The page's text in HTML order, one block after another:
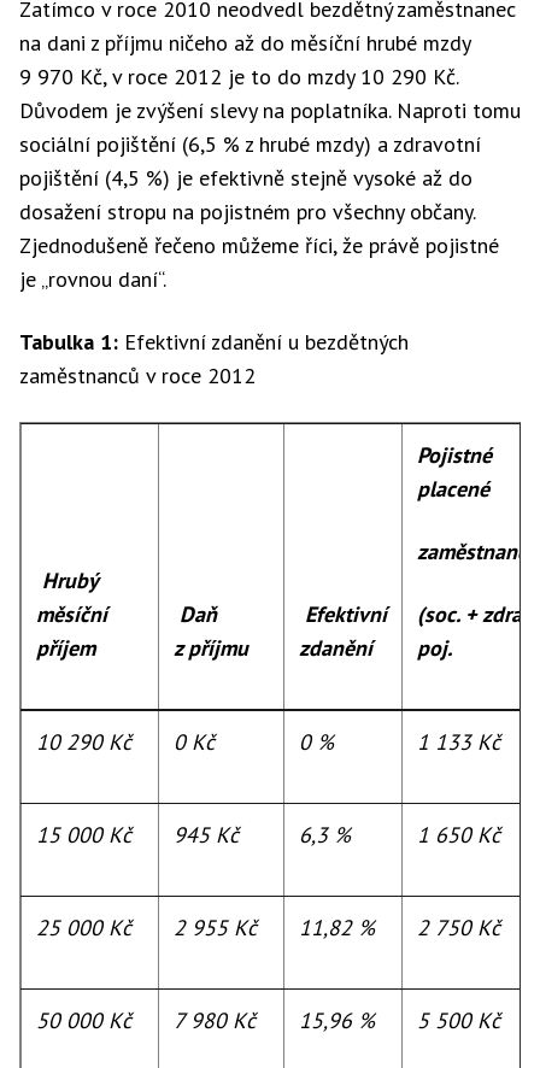
Zatímco v roce 2010 neodvedl bezdětný zaměstnanec
na dani z příjmu ničeho až do měsíční hrubé mzdy
9 970 Kč, v roce 2012 je to do mzdy 10 290 Kč.
Důvodem je zvýšení slevy na poplatníka. Naproti tomu
sociální pojištění (6,5 % z hrubé mzdy) a zdravotní
pojištění (4,5 %) je efektivně stejně vysoké až do
dosažení stropu na pojistném pro všechny občany.
Zjednodušeně řečeno můžeme říci, že právě pojistné
je „rovnou daní“.
Tabulka 1: Efektivní zdanění u bezdětných
zaměstnanců v roce 2012
Hrubý
měsíční
příjem
Daň
z příjmu
Efektivní
zdanění
Pojistné
placené
(soc. + zdrav.
poj.
10 290 Kč 0 Kč 0 % 1 133 Kč
15 000 Kč 945 Kč 6,3 % 1 650 Kč
25 000 Kč 2 955 Kč 11,82 % 2 750 Kč
50 000 Kč 7 980 Kč 15,96 % 5 500 Kč